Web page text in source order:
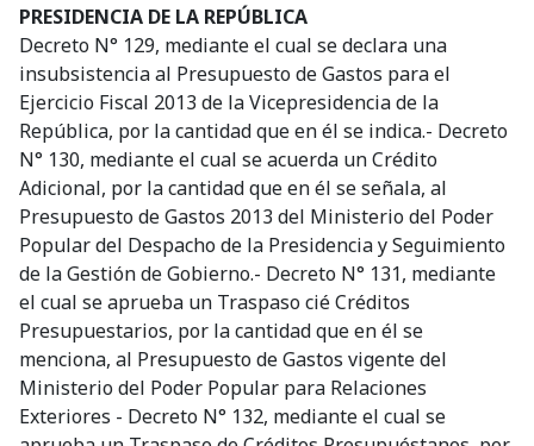
PRESIDENCIA DE LA REPÚBLICA
Decreto N° 129, mediante el cual se declara una
insubsistencia al Presupuesto de Gastos para el
Ejercicio Fiscal 2013 de la Vicepresidencia de la
República, por la cantidad que en él se indica.- Decreto
N° 130, mediante el cual se acuerda un Crédito
Adicional, por la cantidad que en él se señala, al
Presupuesto de Gastos 2013 del Ministerio del Poder
Popular del Despacho de la Presidencia y Seguimiento
de la Gestión de Gobierno.- Decreto N° 131, mediante
el cual se aprueba un Traspaso cié Créditos
Presupuestarios, por la cantidad que en él se
menciona, al Presupuesto de Gastos vigente del
Ministerio del Poder Popular para Relaciones
Exteriores - Decreto N° 132, mediante el cual se